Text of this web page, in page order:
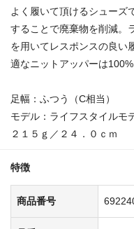
よく履いて頂けるシューズ
することで廃棄物を削減。
を用いてレスポンスの良い
適なニットアッパーは
足幅：ふつう（C相当）
モデル：ライフスタイルモ
２１５ｇ／２４．０ｃｍ
特徴
商品番号